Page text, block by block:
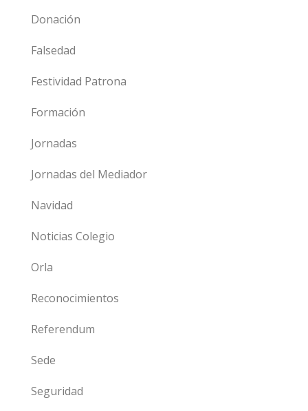
Donación
Falsedad
Festividad Patrona
Formación
Jornadas
Jornadas del Mediador
Navidad
Noticias Colegio
Orla
Reconocimientos
Referendum
Sede
Seguridad